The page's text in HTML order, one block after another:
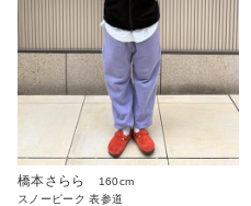
橋本さらら
160cm
スノーピーク 表参道